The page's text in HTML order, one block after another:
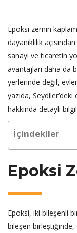
Epoksi zemin
dayanıklılık
sanayi ve ticaretin
avantajları daha da
yerlerinde değil,
yazıda,
hakkında detaylı
İçindekiler
Epoksi
Epoksi, iki bileşenli
bileşen birleştiğinde,